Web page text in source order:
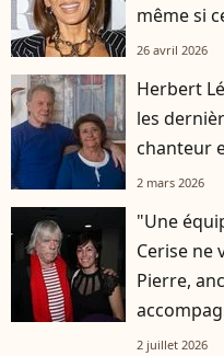
même si
26 avril 2026
Herbert
les
chanteur
2 mars 2026
"Une
Cerise ne
Pierre,
2 juillet 2026